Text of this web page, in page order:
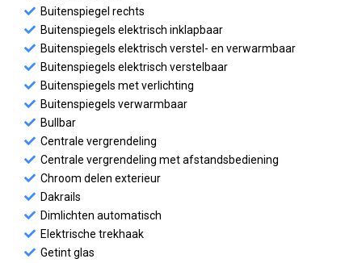
Buitenspiegel rechts
Buitenspiegels elektrisch inklapbaar
Buitenspiegels elektrisch verstel- en verwarmbaar
Buitenspiegels elektrisch verstelbaar
Buitenspiegels met verlichting
Buitenspiegels verwarmbaar
Bullbar
Centrale vergrendeling
Centrale vergrendeling met afstandsbediening
Chroom delen exterieur
Dakrails
Dimlichten automatisch
Elektrische trekhaak
Getint glas